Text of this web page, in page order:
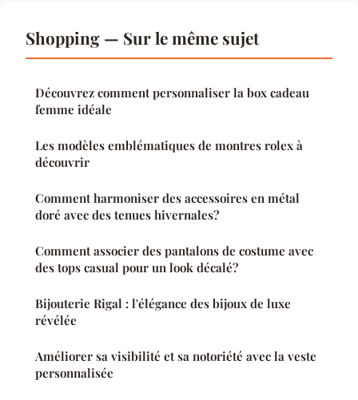
Shopping — Sur le même sujet
Découvrez comment personnaliser la box cadeau
femme idéale
Les modèles emblématiques de montres rolex à
découvrir
Comment harmoniser des accessoires en métal
doré avec des tenues hivernales?
Comment associer des pantalons de costume avec
des tops casual pour un look décalé?
Bijouterie Rigal : l'élégance des bijoux de luxe
révélée
Améliorer sa visibilité et sa notoriété avec la veste
personnalisée